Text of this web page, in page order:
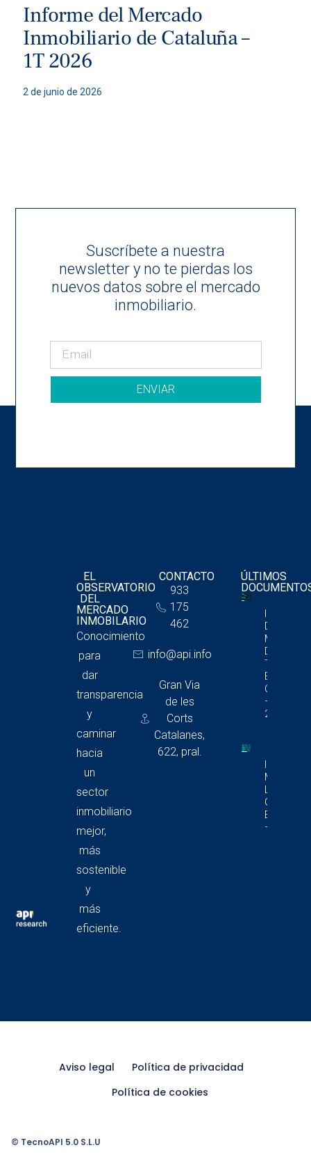
Informe del Mercado
Inmobiliario de Cataluña –
1T 2026
2 de junio de 2026
Suscríbete a nuestra
newsletter y no te pierdas los
nuevos datos sobre el mercado
inmobiliario.
ENVIAR
EL
OBSERVATORIO
DEL
MERCADO
INMOBILARIO
Conocimiento
para
dar
transparencia
y
caminar
hacia
un
sector
inmobiliario
mejor,
más
sostenible
y
más
eficiente.
CONTACTO
933
175
462
info@api.info
Gran Via
de les
Corts
Catalanes,
622, pral.
ÚLTIMOS
Informe
Del
Mercado
De
Trasteros
En
Cataluña
– 4T
2025
Informe
Mercado
Locales
En
– 4T 2025
Aviso legal
Política de privacidad
Política de cookies
© TecnoAPI 5.0 S.L.U